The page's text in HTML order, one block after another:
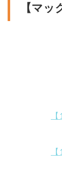
【マ